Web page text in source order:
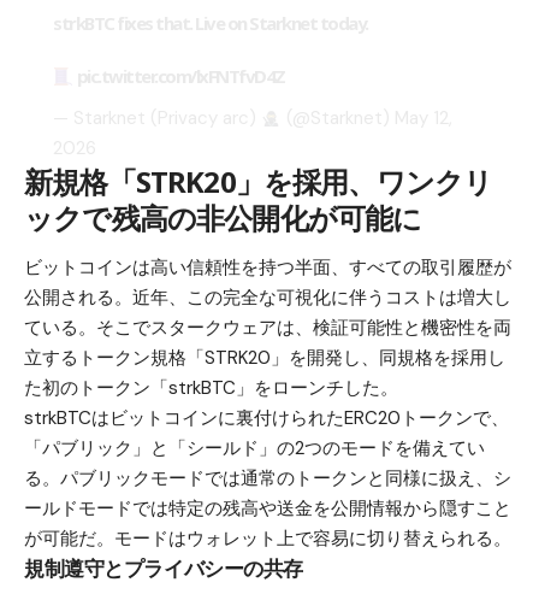
新規格「STRK20」を採用、ワンクリ
ックで残高の非公開化が可能に
ビットコインは高い信頼性を持つ半面、すべての取引履歴が
公開される。近年、この完全な可視化に伴うコストは増大し
ている。そこでスタークウェアは、検証可能性と機密性を両
立するトークン規格「STRK20」を開発し、同規格を採用し
た初のトークン「strkBTC」をローンチした。
strkBTCはビットコインに裏付けられたERC20トークンで、
「パブリック」と「シールド」の2つのモードを備えてい
る。パブリックモードでは通常のトークンと同様に扱え、シ
ールドモードでは特定の残高や送金を公開情報から隠すこと
が可能だ。モードはウォレット上で容易に切り替えられる。
規制遵守とプライバシーの共存